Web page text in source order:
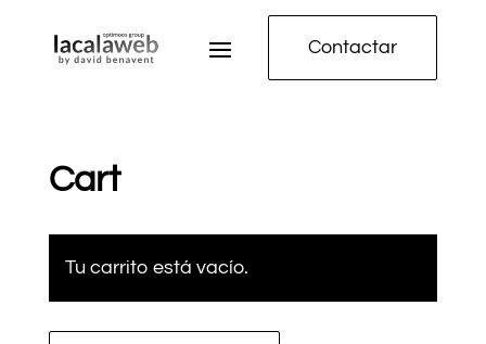
Contactar
Cart
Tu carrito está vacío.